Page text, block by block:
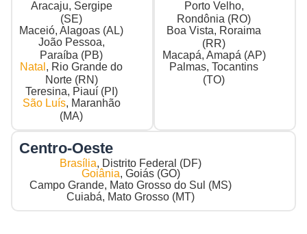
Aracaju, Sergipe
(SE)
Maceió, Alagoas (AL)
João Pessoa,
Paraíba (PB)
Natal , Rio Grande do
Norte (RN)
Teresina, Piauí (PI)
São Luís, Maranhão
(MA)
Porto Velho,
Rondônia (RO)
Boa Vista, Roraima
(RR)
Macapá, Amapá (AP)
Palmas, Tocantins
(TO)
Centro-Oeste
Brasília, Distrito Federal (DF)
Goiânia, Goiás (GO)
Campo Grande, Mato Grosso do Sul (MS)
Cuiabá, Mato Grosso (MT)